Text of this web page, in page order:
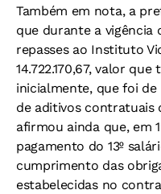
Também em nota, a
que durante a
repasses ao Instituto
14.722.170,67, valor
inicialmente, que foi de
de aditivos contratuais
afirmou ainda que, em
pagamento do 13º
cumprimento das
estabelecidas no